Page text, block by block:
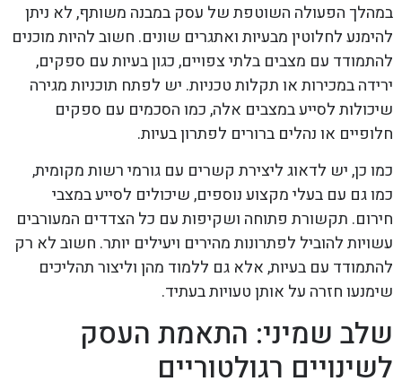
במהלך הפעולה השוטפת של עסק במבנה משותף, לא ניתן
להימנע לחלוטין מבעיות ואתגרים שונים. חשוב להיות מוכנים
להתמודד עם מצבים בלתי צפויים, כגון בעיות עם ספקים,
ירידה במכירות או תקלות טכניות. יש לפתח תוכניות מגירה
שיכולות לסייע במצבים אלה, כמו הסכמים עם ספקים
חלופיים או נהלים ברורים לפתרון בעיות.
כמו כן, יש לדאוג ליצירת קשרים עם גורמי רשות מקומית,
כמו גם עם בעלי מקצוע נוספים, שיכולים לסייע במצבי
חירום. תקשורת פתוחה ושקיפות עם כל הצדדים המעורבים
עשויות להוביל לפתרונות מהירים ויעילים יותר. חשוב לא רק
להתמודד עם בעיות, אלא גם ללמוד מהן וליצור תהליכים
שימנעו חזרה על אותן טעויות בעתיד.
שלב שמיני: התאמת העסק
לשינויים רגולטוריים